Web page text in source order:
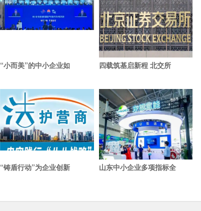
“小而美”的中小企业如 四载筑基启新程 北交所
“铸盾行动”为企业创新 山东中小企业多项指标全